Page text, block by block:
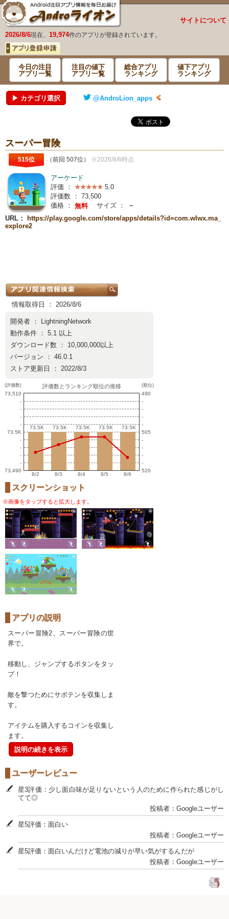
サイトについて
2026/8/6現在、 19,974件のアプリが登録されています。
今日の注目
アプリ一覧
注目の値下
アプリ一覧
総合アプリ
ランキング
値下アプリ
ランキング
▶ カテゴリ選択 @AndroLion_apps
スーパー冒険
515位 （前回 507位） ※2026/8/6時点
アーケード
評価 ：
5.0
評価数 ： 73,500
価格 ： 無料 サイズ ：
－
URL：
https://play.google.com/store/apps/details?id=com.wlwx.ma_
explore2
情報取得日 ： 2026/8/6
開発者 ：
LightningNetwork
動作条件 ： 5.1 以上
ダウンロード数 ： 10,000,000以上
バージョン ： 46.0.1
ストア更新日 ： 2022/8/3
(評価数)
73,510
-
-
-
-
73.5K
-
-
-
-
73,490
評価数とランキング順位の推移
73.5K
73.5K 73.5K
73.5K 73.5K
73.5K 73.5K
73.5K 73.5K
73.5K
8/2 8/3 8/4 8/5 8/6
(順位)
490
-
-
-
-
505
-
-
-
-
520
スクリーンショット
※画像をタップすると拡大します。
アプリの説明
スーパー冒険2、スーパー冒険の世
界で。
移動し、ジャンプするボタンをタッ
プ！
敵を撃つためにサボテンを収集しま
す。
アイテムを購入するコインを収集し
ます。
説明の続きを表示
ユーザーレビュー
星3評価：少し面白味が足りないという人のために作られた感じがし
てて◎
投稿者：Googleユーザー
星5評価：面白い
投稿者：Googleユーザー
星5評価：面白いんだけど電池の減りが早い気がするんだが
投稿者：Googleユーザー